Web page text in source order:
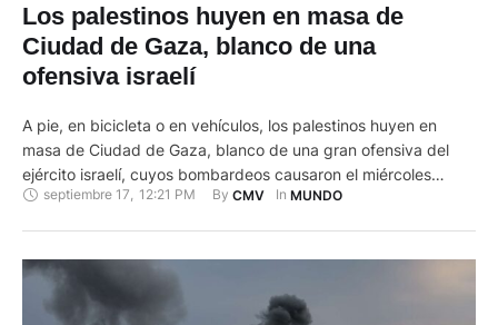
Los palestinos huyen en masa de
Ciudad de Gaza, blanco de una
ofensiva israelí
A pie, en bicicleta o en vehículos, los palestinos huyen en
masa de Ciudad de Gaza, blanco de una gran ofensiva del
ejército israelí, cuyos bombardeos causaron el miércoles
decenas de muertos en todo el territorio. Israel anunció el
septiembre 17, 12:21 PM By CMV In MUNDO